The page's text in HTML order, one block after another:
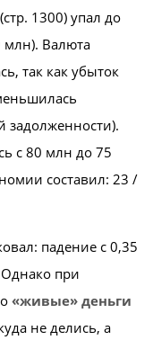
1300) упал до
млн). Валюта
так как убыток
задолженности).
с 80 млн до 75
составил: 23 /
падение с 0,35
Однако при
«живые» деньги
не делись, а